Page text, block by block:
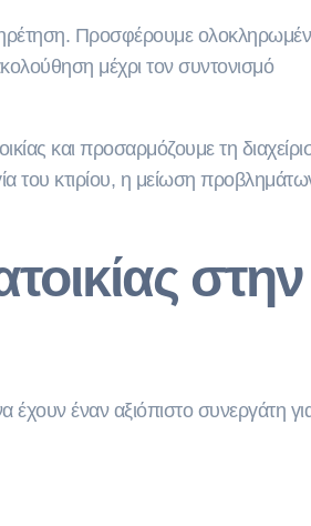
Προσφέρουμε
μέχρι τον συντονισμό
και προσαρμόζουμε τη
του κτιρίου, η μείωση
στην
έχουν έναν αξιόπιστο συνεργάτη